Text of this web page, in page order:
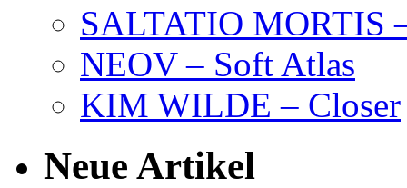
SALTATIO MORTIS
NEOV – Soft Atlas
KIM WILDE – Closer
Neue Artikel